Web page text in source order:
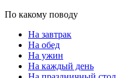
По какому поводу
На завтрак
На обед
На ужин
На каждый день